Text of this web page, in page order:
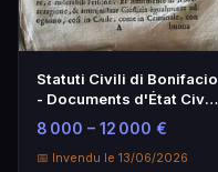
Statuti Civili di Bonifacio
- Documents d'État Civil
Historique
8 000 – 12 000 €
📅 Invendu le 13/06/2026